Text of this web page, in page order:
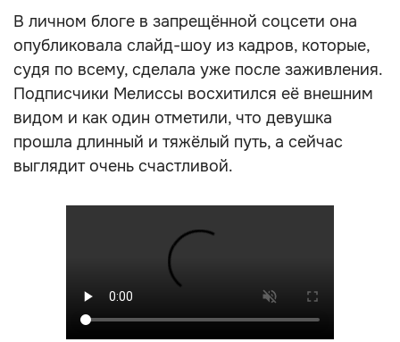
В личном блоге в запрещённой соцсети она
опубликовала слайд-шоу из кадров, которые,
судя по всему, сделала уже после заживления.
Подписчики Мелиссы восхитился её внешним
видом и как один отметили, что девушка
прошла длинный и тяжёлый путь, а сейчас
выглядит очень счастливой.